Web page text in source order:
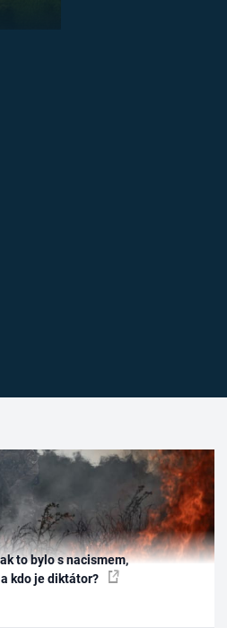
to bylo s nacismem,
kdo je diktátor?